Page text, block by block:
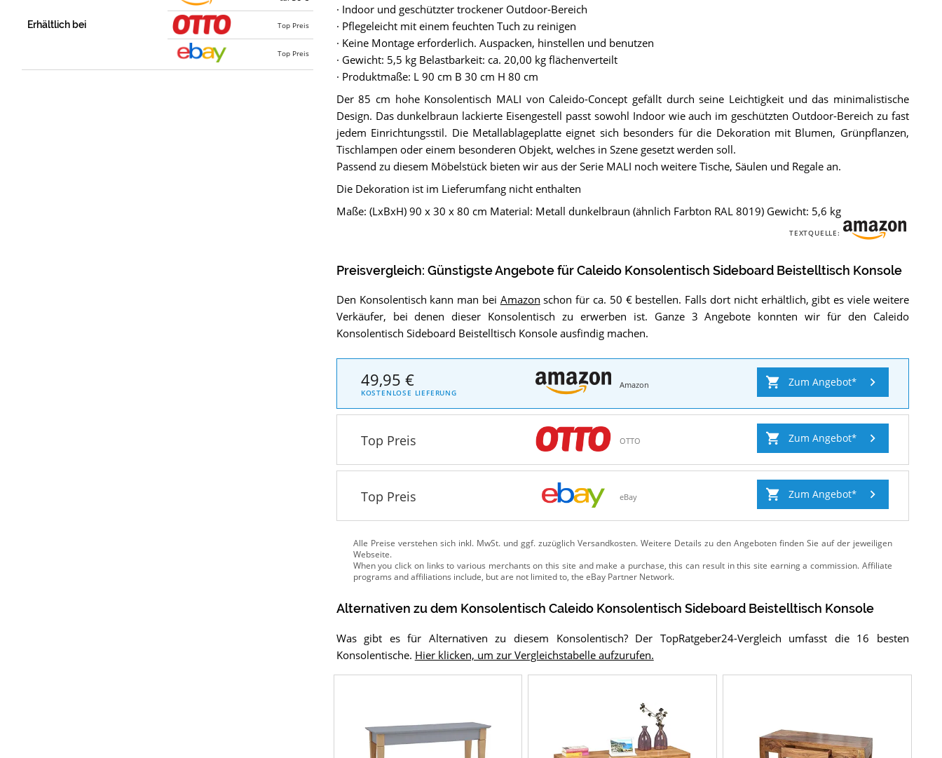
Erhältlich bei Top Preis
Top Preis
· Indoor und geschützter trockener Outdoor-Bereich
· Pflegeleicht mit einem feuchten Tuch zu reinigen
· Keine Montage erforderlich. Auspacken, hinstellen und benutzen
· Gewicht: 5,5 kg Belastbarkeit: ca. 20,00 kg flächenverteilt
· Produktmaße: L 90 cm B 30 cm H 80 cm
Der 85 cm hohe Konsolentisch MALI von Caleido-Concept gefällt durch seine Leichtigkeit und das minimalistische
Design. Das dunkelbraun lackierte Eisengestell passt sowohl Indoor wie auch im geschützten Outdoor-Bereich zu fast
jedem Einrichtungsstil. Die Metallablageplatte eignet sich besonders für die Dekoration mit Blumen, Grünpflanzen,
Tischlampen oder einem besonderen Objekt, welches in Szene gesetzt werden soll.
Passend zu diesem Möbelstück bieten wir aus der Serie MALI noch weitere Tische, Säulen und Regale an.
Die Dekoration ist im Lieferumfang nicht enthalten
Maße: (LxBxH) 90 x 30 x 80 cm Material: Metall dunkelbraun (ähnlich Farbton RAL 8019) Gewicht: 5,6 kg
TEXTQUELLE:
Preisvergleich: Günstigste Angebote für Caleido Konsolentisch Sideboard Beistelltisch Konsole
Den Konsolentisch kann man bei Amazon schon für ca. 50 € bestellen. Falls dort nicht erhältlich, gibt es viele weitere
Verkäufer, bei denen dieser Konsolentisch zu erwerben ist. Ganze 3 Angebote konnten wir für den Caleido
Konsolentisch Sideboard Beistelltisch Konsole ausfindig machen.
49,95 €
KOSTENLOSE LIEFERUNG
Amazon Zum Angebot
Top Preis OTTO Zum Angebot
Top Preis eBay Zum Angebot
Alle Preise verstehen sich inkl. MwSt. und ggf. zuzüglich Versandkosten. Weitere Details zu den Angebotenfinden Sie auf der jeweiligen
Webseite.
Alternativen zu dem Konsolentisch Caleido Konsolentisch Sideboard Beistelltisch Konsole
Was gibt es für Alternativen zu diesem Konsolentisch? Der TopRatgeber24-Vergleich umfasst die 16 besten
Konsolentische. Hier klicken, um zur Vergleichstabelle aufzurufen.